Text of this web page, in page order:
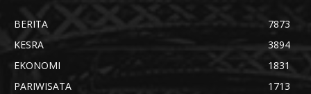
BERITA
7873
KESRA
3894
EKONOMI
1831
PARIWISATA
1713